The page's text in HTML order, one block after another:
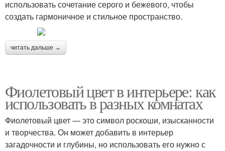
использовать сочетание серого и бежевого, чтобы
создать гармоничное и стильное пространство.
читать дальше →
Фиолетовый цвет в интерьере: как
использовать в разных комнатах
Фиолетовый цвет — это символ роскоши, изысканности
и творчества. Он может добавить в интерьер
загадочности и глубины, но использовать его нужно с